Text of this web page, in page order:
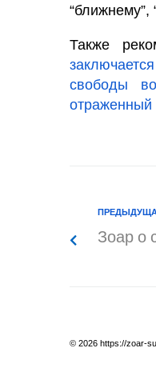
“ближнему”,
Также
свободы
отраженный
Зоар о
© 2026 https://zoar-